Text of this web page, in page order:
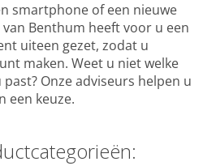
smartphone of een nieuwe
Benthum heeft voor u een
uiteen gezet, zodat u
maken. Weet u niet welke
Onze adviseurs helpen u
een keuze.